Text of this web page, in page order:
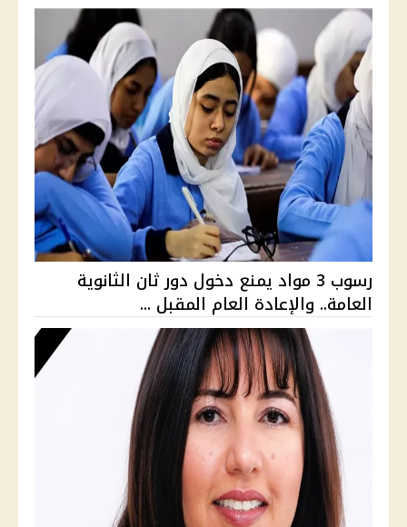
رسوب 3 مواد يمنع دخول دور ثان الثانوية
العامة.. والإعادة العام المقبل ...